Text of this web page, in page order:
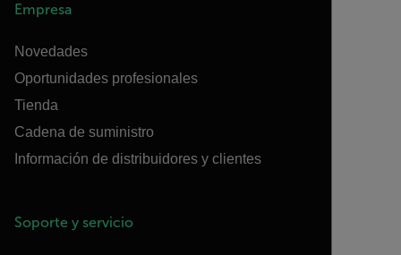
Empresa
Novedades
Oportunidades profesionales
Tienda
Cadena de suministro
Información de distribuidores y clientes
Soporte y servicio